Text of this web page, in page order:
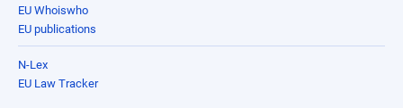
EU Whoiswho
EU publications
N-Lex
EU Law Tracker